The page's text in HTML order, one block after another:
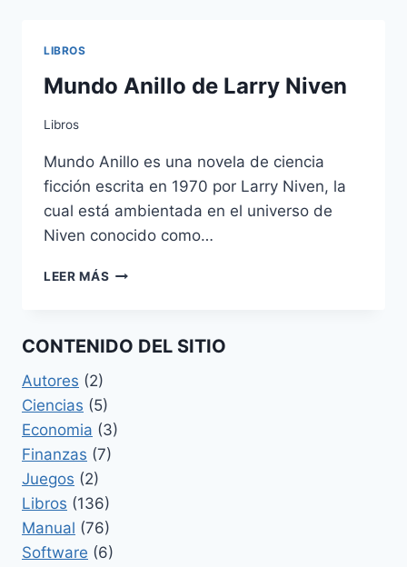
MR.
HYDE
LOUIS
LIBROS
Mundo Anillo de Larry Niven
Libros
Mundo Anillo es una novela de ciencia
ficción escrita en 1970 por Larry Niven, la
cual está ambientada en el universo de
Niven conocido como…
LEER MÁS MUNDO
NIVEN
CONTENIDO DEL SITIO
Autores (2)
Ciencias (5)
Economia (3)
Finanzas (7)
Juegos (2)
Libros (136)
Manual (76)
Software (6)